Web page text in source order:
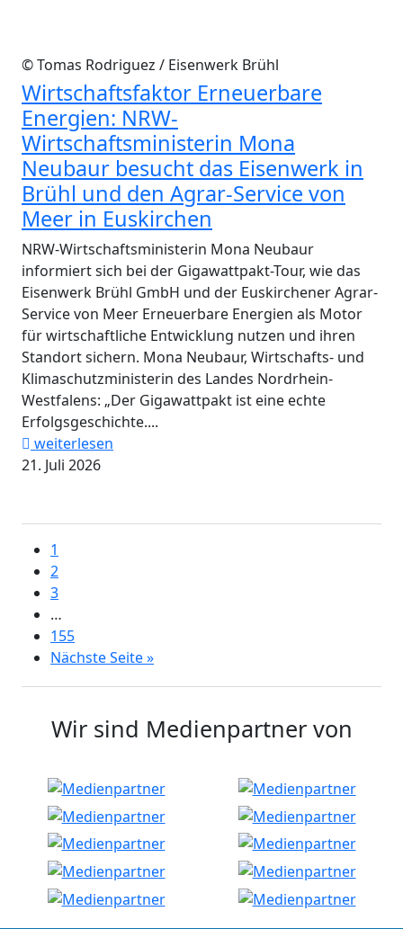
© Tomas Rodriguez / Eisenwerk Brühl
Wirtschaftsfaktor Erneuerbare
Energien: NRW-
Wirtschaftsministerin Mona
Neubaur besucht das Eisenwerk in
Brühl und den Agrar-Service von
Meer in Euskirchen
NRW-Wirtschaftsministerin Mona Neubaur
informiert sich bei der Gigawattpakt-Tour, wie das
Eisenwerk Brühl GmbH und der Euskirchener Agrar-
Service von Meer Erneuerbare Energien als Motor
für wirtschaftliche Entwicklung nutzen und ihren
Standort sichern. Mona Neubaur, Wirtschafts- und
Klimaschutzministerin des Landes Nordrhein-
Westfalens: „Der Gigawattpakt ist eine echte
Erfolgsgeschichte....
weiterlesen
21. Juli 2026
1
2
3
…
155
Nächste Seite »
Wir sind Medienpartner von